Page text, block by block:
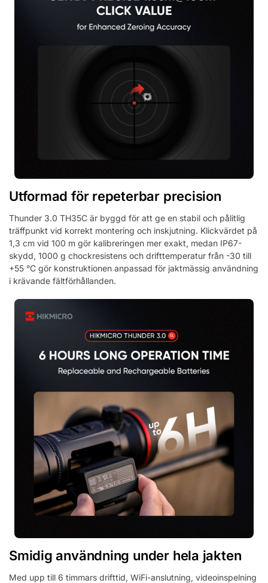
Utformad för repeterbar precision
Thunder 3.0 TH35C är byggd för att ge en stabil och pålitlig
träffpunkt vid korrekt montering och inskjutning. Klickvärdet på
1,3 cm vid 100 m gör kalibreringen mer exakt, medan IP67-
skydd, 1000 g chockresistens och drifttemperatur från -30 till
+55 °C gör konstruktionen anpassad för jaktmässig användning
i krävande fältförhållanden.
Smidig användning under hela jakten
Med upp till 6 timmars drifttid, WiFi-anslutning, videoinspelning